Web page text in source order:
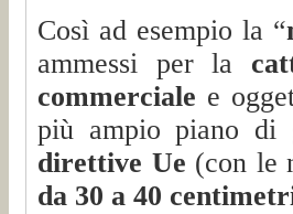
Così ad esempio la “
ammessi per la
commerciale e
più ampio piano di
direttive Ue (con le
da 30 a 40